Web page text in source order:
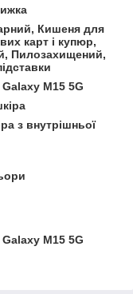
Кишеня для
карт і купюр,
Пилозахищений,
M15 5G
з внутрішньої
M15 5G